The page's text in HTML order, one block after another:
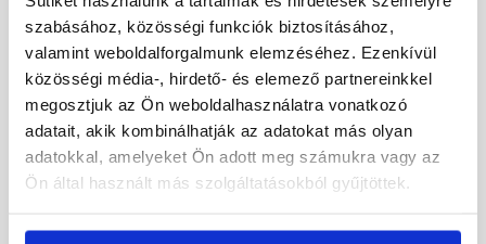
szabásához, közösségi funkciók biztosításához,
valamint weboldalforgalmunk elemzéséhez. Ezenkívül
közösségi média-, hirdető- és elemező partnereinkkel
megosztjuk az Ön weboldalhasználatra vonatkozó
adatait, akik kombinálhatják az adatokat más olyan
adatokkal, amelyeket Ön adott meg számukra vagy az
Ön által használt más szolgáltatásokból gyűjtöttek.
Részletes leírás
Termékinformáció